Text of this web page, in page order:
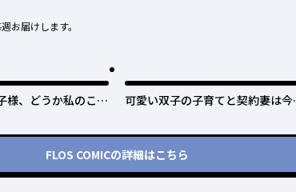
お届けします。
様、どうか私のこと
可愛い双子の子育てと契約妻は今
FLOS COMICの詳細はこちら